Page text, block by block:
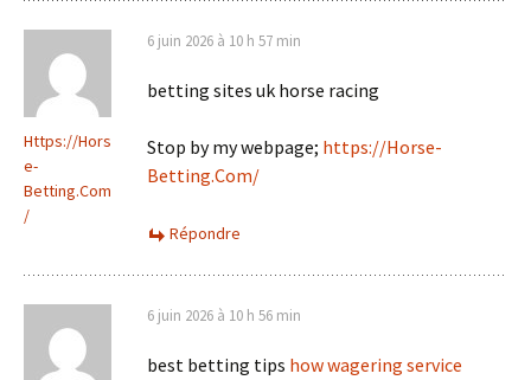
Https://Hors
e-
Betting.Com
/
6 juin 2026 à 10 h 57 min
betting sites uk horse racing​
Stop by my webpage; https://Horse-
Betting.Com/
Répondre
6 juin 2026 à 10 h 56 min
best betting tips how wagering service